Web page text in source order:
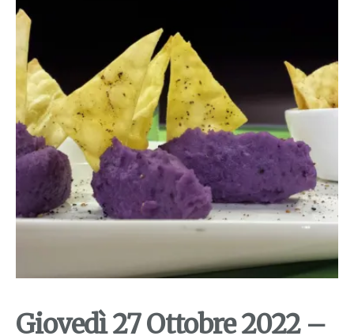
Giovedì 27 Ottobre 2022 –